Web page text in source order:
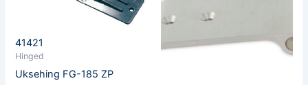
41421
Hinged
Uksehing FG-185 ZP